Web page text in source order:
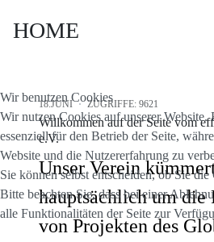
HOME
18.JUNI ZUGRIFFE: 9621
Willkommen auf der Seite vom
e.V.
Unser Verein
hauptsächlich um die
von Projekten des
Wir benutzen Cookies
Wir nutzen Cookies auf unserer Website.
essenziell für den Betrieb der Seite,
Website und die Nutzererfahrung zu
Sie können selbst entscheiden, ob Sie
Bitte beachten Sie, dass bei einer
alle Funktionalitäten der Seite zur